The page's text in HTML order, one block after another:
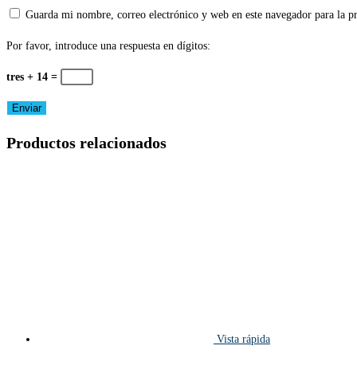
Guarda mi nombre, correo electrónico y web en este navegador para la
Por favor, introduce una respuesta en dígitos:
tres + 14 =
Productos relacionados
Vista rápida